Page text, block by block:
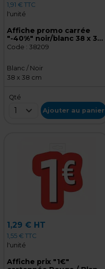
1,91 € TTC
l'unité
Affiche promo carrée
"-40%" noir/blanc 38 x 38
cm - Affiche Soldes
Code : 38209
Blanc / Noir
38 x 38 cm
Qté
1 Ajouter au panier
1,29 € HT
1,55 € TTC
l'unité
Affiche prix "1€"